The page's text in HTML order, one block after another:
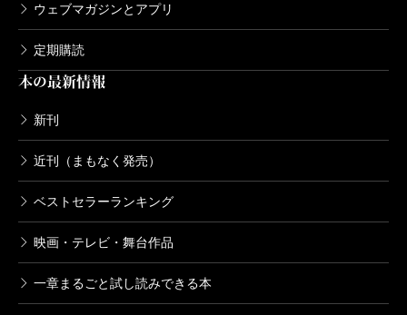
ウェブマガジンとアプリ
定期購読
本の最新情報
新刊
近刊（まもなく発売）
ベストセラーランキング
映画・テレビ・舞台作品
一章まるごと試し読みできる本